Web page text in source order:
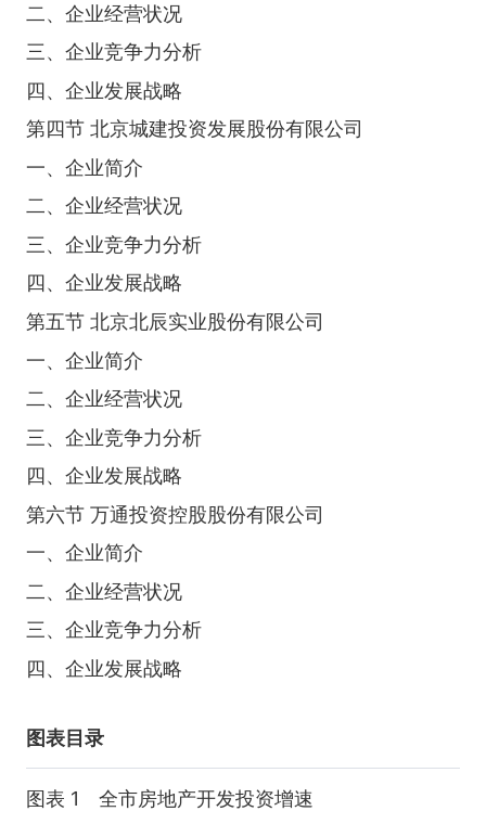
二、企业经营状况
三、企业竞争力分析
四、企业发展战略
第四节 北京城建投资发展股份有限公司
一、企业简介
二、企业经营状况
三、企业竞争力分析
四、企业发展战略
第五节 北京北辰实业股份有限公司
一、企业简介
二、企业经营状况
三、企业竞争力分析
四、企业发展战略
第六节 万通投资控股股份有限公司
一、企业简介
二、企业经营状况
三、企业竞争力分析
四、企业发展战略
图表目录
图表 1 全市房地产开发投资增速